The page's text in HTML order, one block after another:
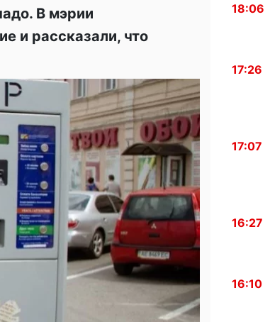
В мэрии
и рассказали, что
18:06
17:26
17:07
16:27
16:10